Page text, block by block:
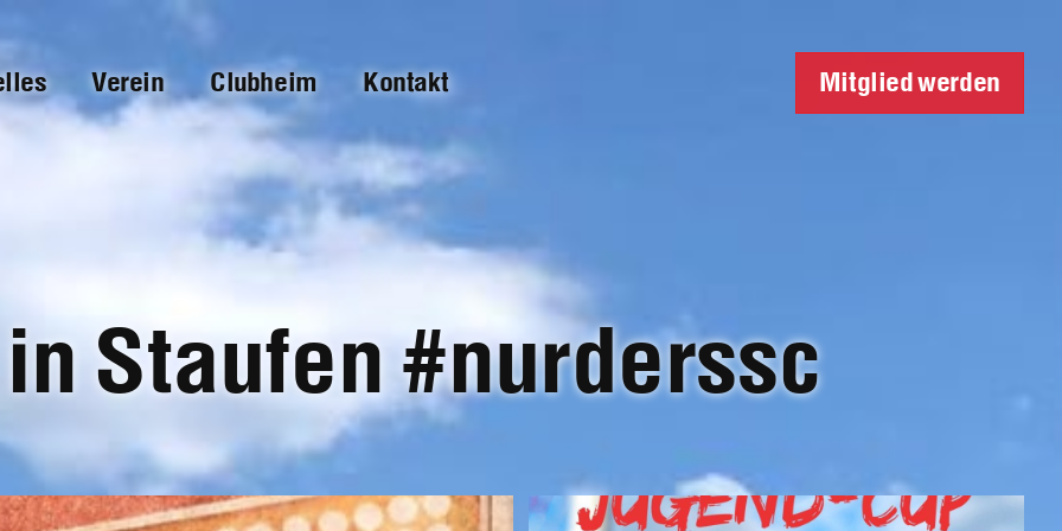
Verein Clubheim Kontakt Mitglied werden
Staufen #nurderssc